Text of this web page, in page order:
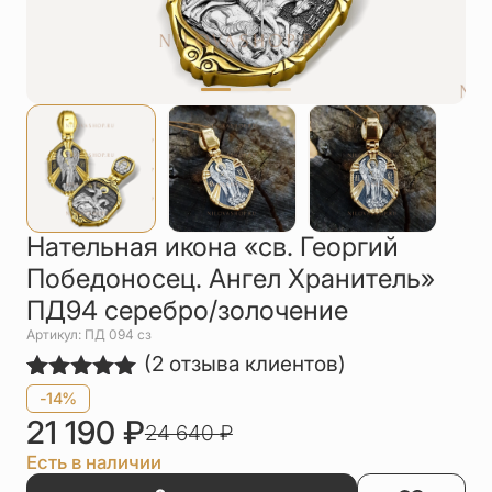
Цепи
Шнурки на
шею
Другое
Нательная икона «св. Георгий
Победоносец. Ангел Хранитель»
ПД94 серебро/золочение
Артикул: ПД 094 сз
Рейтинг
5.00из 5
на основе
опроса
2
пользователей
(2 отзыва клиентов)
-14%
21 190 ₽24 640₽
Есть в наличии